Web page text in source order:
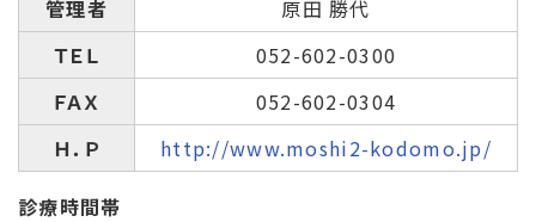
管理者
原田 勝代
ＴＥＬ
052-602-0300
ＦＡＸ
052-602-0304
Ｈ．Ｐ
http://www.moshi2-kodomo.jp/
診療時間帯